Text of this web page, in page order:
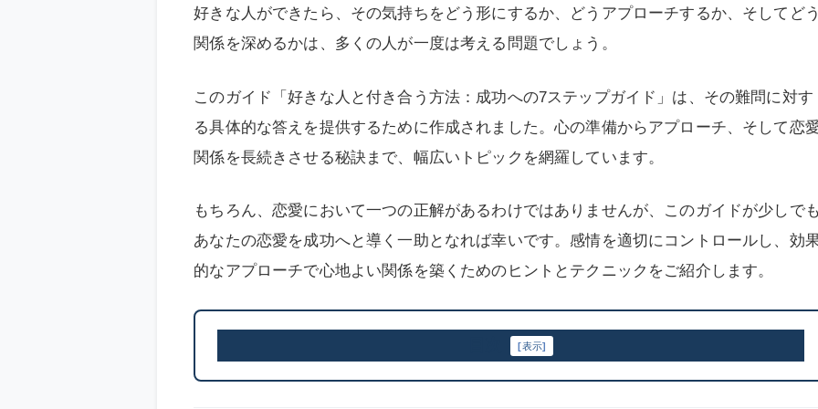
好きな人ができたら、その気持ちをどう形にするか、どうアプローチするか、そしてど
関係を深めるかは、多くの人が一度は考える問題でしょう。
このガイド「好きな人と付き合う方法：成功への7ステップガイド」は、その難問に対す
る具体的な答えを提供するために作成されました。心の準備からアプローチ、そして恋
関係を長続きさせる秘訣まで、幅広いトピックを網羅しています。
もちろん、恋愛において一つの正解があるわけではありませんが、このガイドが少しで
あなたの恋愛を成功へと導く一助となれば幸いです。感情を適切にコントロールし、効
的なアプローチで心地よい関係を築くためのヒントとテクニックをご紹介します。
[表示]